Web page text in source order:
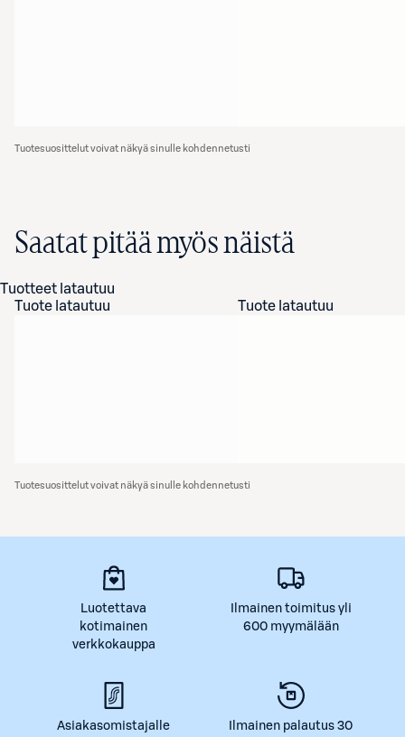
Tuotesuosittelut voivat näkyä sinulle kohdennetusti
Saatat pitää myös näistä
Tuotteet latautuu
Tuote latautuu
Tuote latautuu
Tuotesuosittelut voivat näkyä sinulle kohdennetusti
Luotettava
kotimainen
verkkokauppa
Ilmainen toimitus yli
600 myymälään
Asiakasomistajalle
Ilmainen palautus 30